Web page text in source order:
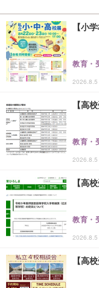
【小
教育・
2026.8.5
【高
教育・
2026.8.5
【高
教育・
2026.8.5
【高